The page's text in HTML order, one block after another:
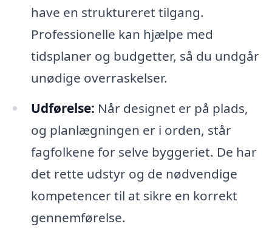
have en struktureret tilgang.
Professionelle kan hjælpe med
tidsplaner og budgetter, så du undgår
unødige overraskelser.
Udførelse: Når designet er på plads,
og planlægningen er i orden, står
fagfolkene for selve byggeriet. De har
det rette udstyr og de nødvendige
kompetencer til at sikre en korrekt
gennemførelse.